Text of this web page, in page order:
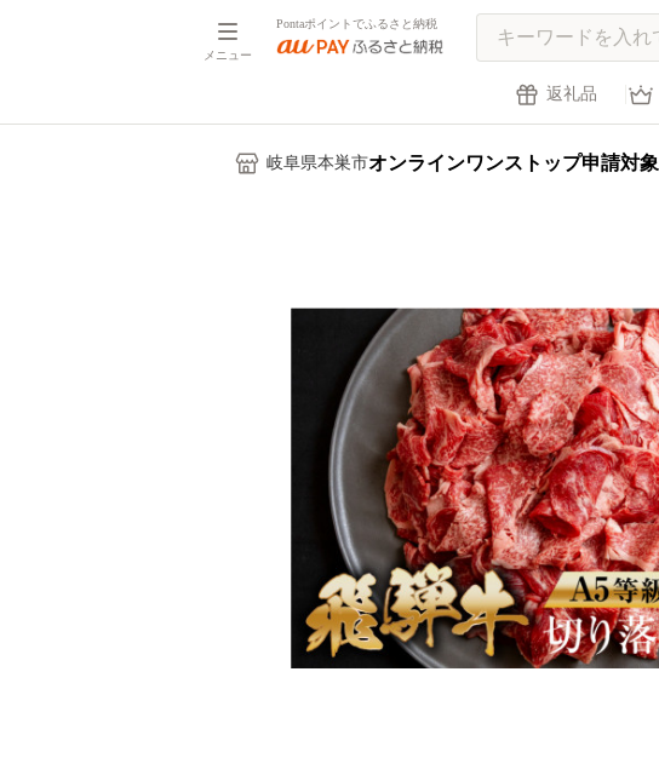
メニュー
Pontaポイントでふるさと納税
返礼品
岐阜県本巣市オンラインワンストップ申請対象